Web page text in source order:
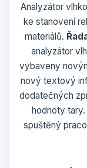
Analyzátor
ke stanovení
materiálů.
analyzátor
vybaveny
nový textový
dodatečných
hodnoty
spuštěný